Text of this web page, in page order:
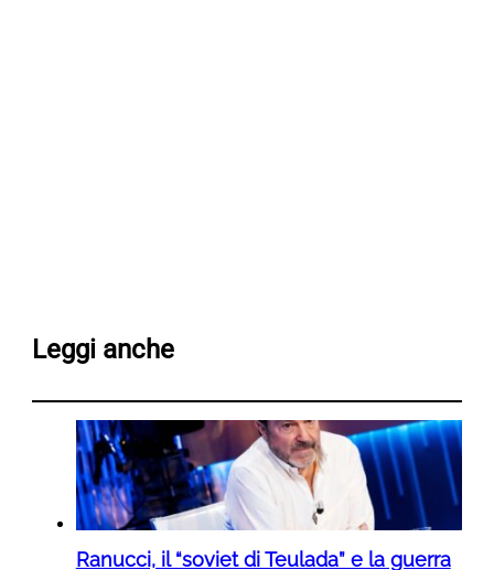
Leggi anche
Ranucci, il “soviet di Teulada” e la guerra